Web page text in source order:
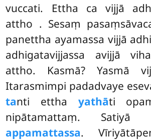
vuccati. Ettha ca vijjā
attho . Sesaṃ
panettha ayamassa vijjā
adhigatavijjassa avijjā
attho. Kasmā? Yasmā
Itarasmimpi padadvaye
tanti ettha yathāti
nipātamattaṃ. Satiyā
appamattassa.